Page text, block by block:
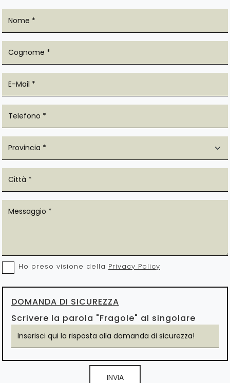
Ho preso visione della Privacy Policy
DOMANDA DI SICUREZZA
Scrivere la parola "Fragole" al singolare
INVIA